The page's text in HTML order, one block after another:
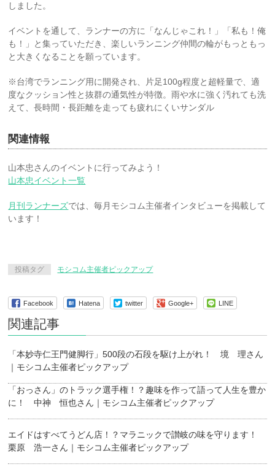
しました。
イベントを通して、ランナーの方に「なんじゃこれ！」「私も！俺
も！」と集っていただき、楽しいランニング仲間の輪がもっともっ
と大きくなることを願っています。
※台湾でランニング用に開発され、片足100g程度と超軽量で、適
度なクッション性と抜群の通気性が特徴。雨や水に強く汚れても洗
えて、長時間・長距離を走っても疲れにくいサンダル
関連情報
山本忠さんのイベントに行ってみよう！
山本忠イベント一覧
月刊ランナーズでは、毎月モシコム主催者インタビューを掲載して
います！
投稿タグ モシコム主催者ピックアップ
Facebook Hatena twitter Google+ LINE
関連記事
「本妙寺仁王門健脚行」500段の石段を駆け上がれ！ 境 理さん
｜モシコム主催者ピックアップ
「おっさん」のトラック選手権！？趣味を作って語って人生を豊か
に！ 中神 恒也さん｜モシコム主催者ピックアップ
エイドはすべてうどん店！？マラニックで讃岐の味を守ります！
栗原 浩一さん｜モシコム主催者ピックアップ